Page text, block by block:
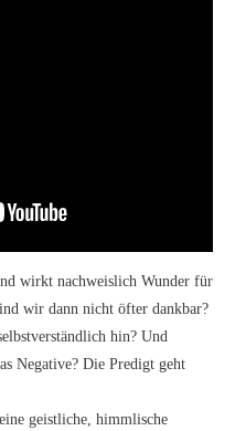
wirkt nachweislich Wunder für
wir dann nicht öfter dankbar?
hin? Und
Negative? Die Predigt geht
geistliche, himmlische